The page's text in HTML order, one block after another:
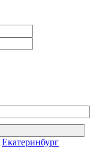
Екатеринбург